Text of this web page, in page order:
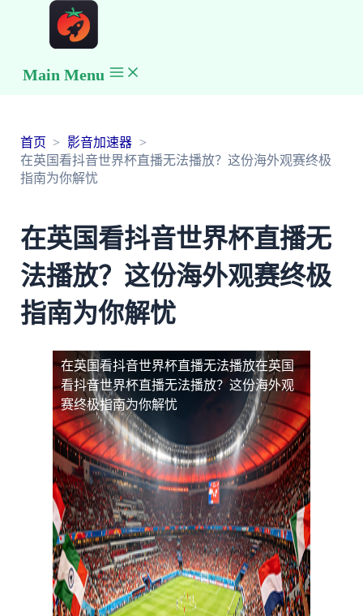
Main Menu
首页
影音加速器
在英国看抖音世界杯直播无法播放？这份海外观赛终极
指南为你解忧
在英国看抖音世界杯直播无
法播放？这份海外观赛终极
指南为你解忧
在英国看抖音世界杯直播无法播放在英国
看抖音世界杯直播无法播放？这份海外观
赛终极指南为你解忧